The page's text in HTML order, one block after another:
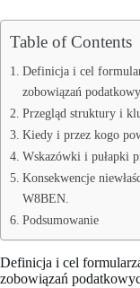
Table of Contents
Definicja i cel
zobowiązań
Przegląd struktury i
Kiedy i przez kogo
Wskazówki i pułapki
Konsekwencje
W8BEN.
Podsumowanie
Definicja i cel
zobowiązań